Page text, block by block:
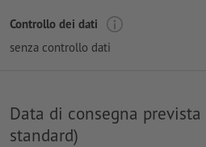
Controllo dei dati
senza controllo dati
Data di consegna prevista
standard)